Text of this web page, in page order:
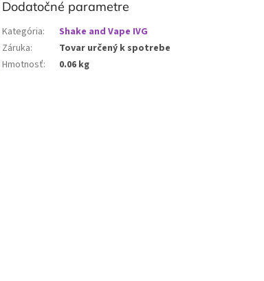
Dodatočné parametre
Kategória:
Shake and Vape IVG
Záruka:
Tovar určený k spotrebe
Hmotnosť: 0.06 kg